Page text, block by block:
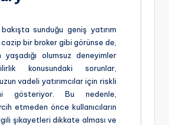
sunduğu geniş yatırım
cazip bir broker gibi görünse de,
yaşadığı olumsuz deneyimler
konusundaki sorunlar,
vadeli yatırımcılar için riskli
gösteriyor. Bu nedenle,
etmeden önce kullanıcıların
şikayetleri dikkate alması ve